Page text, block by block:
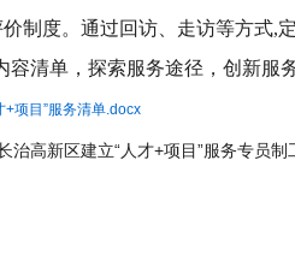
价制度。通过回访、走访等方式
容清单，探索服务途径，创新
+项目”服务清单.docx
治高新区建立“人才+项目”服务专员